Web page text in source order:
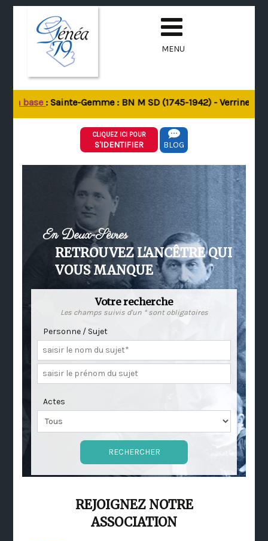
MENU
la base: Sainte-Gemme : BN M SD (1745-1942) - Verrines-
CLIQUEZ ICI POUR
S'IDENTIFIER BLOG
En Deux-Sèvres
RETROUVEZ L'ANCÊTRE QUI
VOUS MANQUE
Votre recherche
Les champs suivis d'un * sont obligatoires
Personne / Sujet
Actes
REJOIGNEZ NOTRE
ASSOCIATION